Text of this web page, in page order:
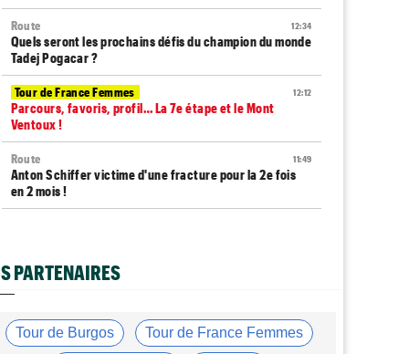
12:34
Route
Quels seront les prochains défis du champion du monde
Tadej Pogacar ?
12:12
Tour de France Femmes
Parcours, favoris, profil… La 7e étape et le Mont
Ventoux !
11:49
Route
Anton Schiffer victime d'une fracture pour la 2e fois
en 2 mois !
Tour de France Femmes
10:56
Tour d'Espagne
PARTENAIRES
Tour de Burgos Tour de France Femmes